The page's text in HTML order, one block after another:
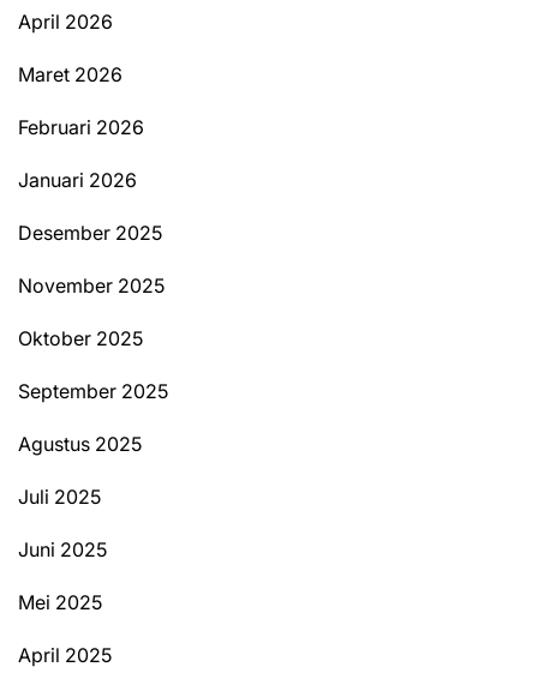
April 2026
Maret 2026
Februari 2026
Januari 2026
Desember 2025
November 2025
Oktober 2025
September 2025
Agustus 2025
Juli 2025
Juni 2025
Mei 2025
April 2025